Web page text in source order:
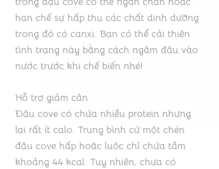
hạn chế sự hấp thụ các chất dinh dưỡng
trong đó có canxi. Bạn có thể cải thiện
tình trạng này bằng cách ngâm đậu vào
nước trước khi chế biến nhé!
Hỗ trợ giảm cân
Đậu cove có chứa nhiều protein nhưng
lại rất ít calo. Trung bình cứ một chén
đậu cove hấp hoặc luộc chỉ chứa tầm
khoảng 44 kcal. Tuy nhiên, chưa có